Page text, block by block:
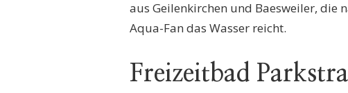
aus Geilenkirchen und Baesweiler, die
Aqua-Fan das Wasser reicht.
Freizeitbad